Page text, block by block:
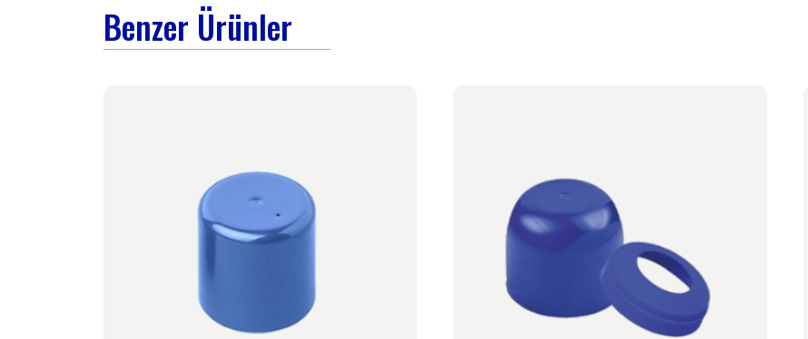
Benzer Ürünler